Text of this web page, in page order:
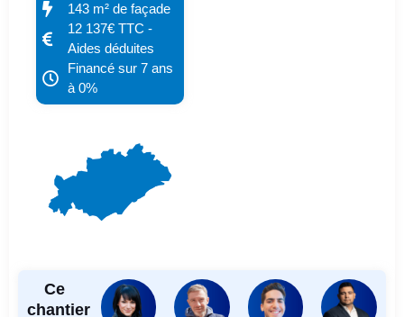
143 m² de façade
12 137€ TTC -
Aides déduites
Financé sur 7 ans
à 0%
Ce
chantier